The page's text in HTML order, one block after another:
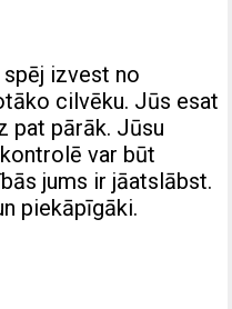
izvest no
cilvēku. Jūs esat
pat pārāk. Jūsu
var būt
jums ir jāatslābst.
piekāpīgāki.